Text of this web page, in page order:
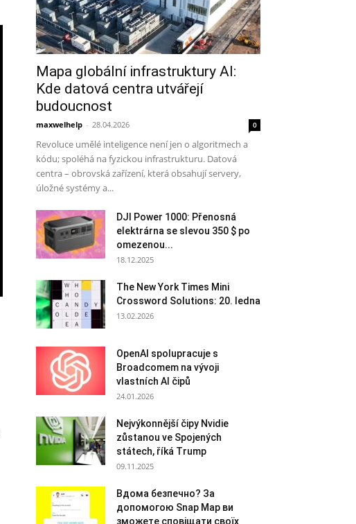
Mapa globální infrastruktury AI:
Kde datová centra utvářejí
budoucnost
maxwelhelp - 28.04.2026 0
Revoluce umělé inteligence není jen o algoritmech a
kódu; spoléhá na fyzickou infrastrukturu. Datová
centra – obrovská zařízení, která obsahují servery,
úložné systémy a...
DJI Power 1000: Přenosná
elektrárna se slevou 350 $ po
omezenou...
18.12.2025
The New York Times Mini
Crossword Solutions: 20. ledna
13.02.2026
OpenAI spolupracuje s
Broadcomem na vývoji
vlastních AI čipů
24.01.2026
Nejvýkonnější čipy Nvidie
zůstanou ve Spojených
státech, říká Trump
09.11.2025
Вдома безпечно? За
допомогою Snap Map ви
зможете сповіщати своїх